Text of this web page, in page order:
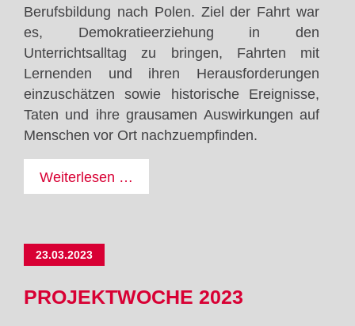
Berufsbildung nach Polen. Ziel der Fahrt war
es, Demokratieerziehung in den
Unterrichtsalltag zu bringen, Fahrten mit
Lernenden und ihren Herausforderungen
einzuschätzen sowie historische Ereignisse,
Taten und ihre grausamen Auswirkungen auf
Menschen vor Ort nachzuempfinden.
Weiterlesen …
in
23.03.2023
PROJEKTWOCHE 2023